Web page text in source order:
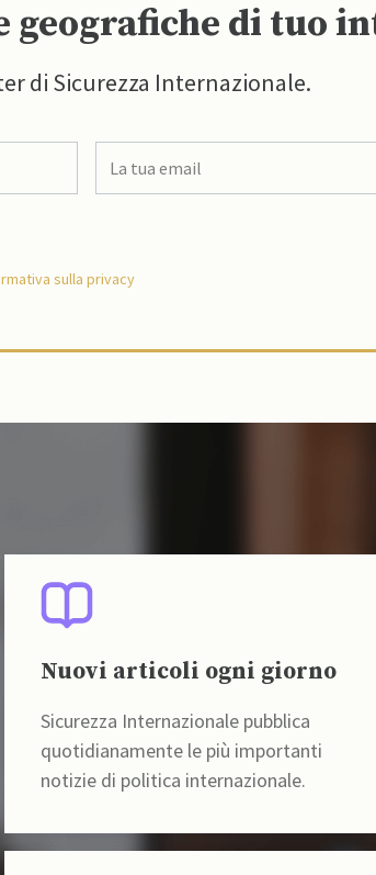
di tuo
di Sicurezza Internazionale.
sulla privacy
Nuovi articoli ogni giorno
Sicurezza Internazionale pubblica
quotidianamente le più importanti
notizie di politica internazionale.